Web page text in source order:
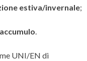
estiva/invernale;
.
UNI/EN di